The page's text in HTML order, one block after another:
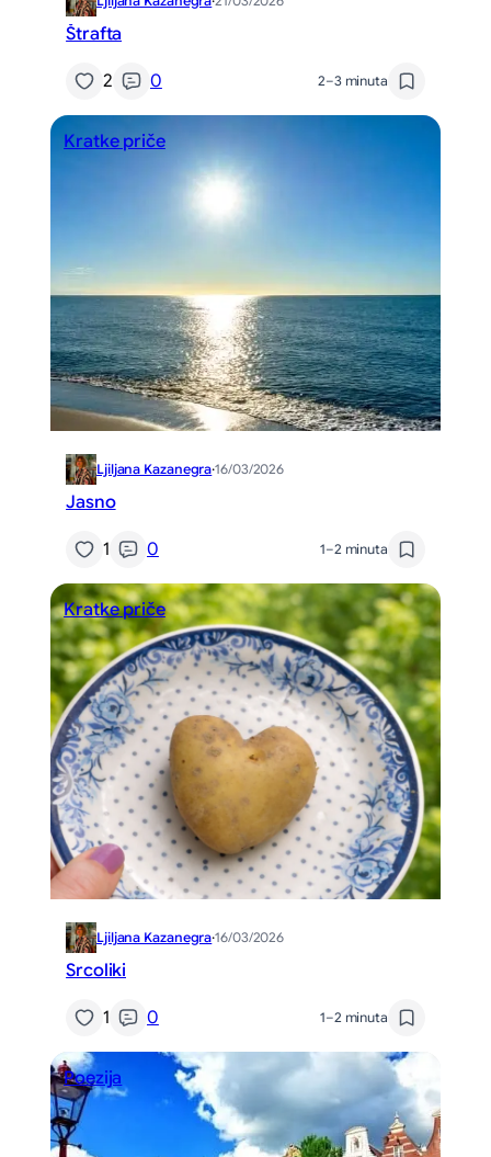
Štrafta
2 0 2–3 minuta
Kratke priče
Ljiljana Kazanegra·16/03/2026
Jasno
1 0 1–2 minuta
Kratke priče
Ljiljana Kazanegra·16/03/2026
Srcoliki
1 0 1–2 minuta
Poezija